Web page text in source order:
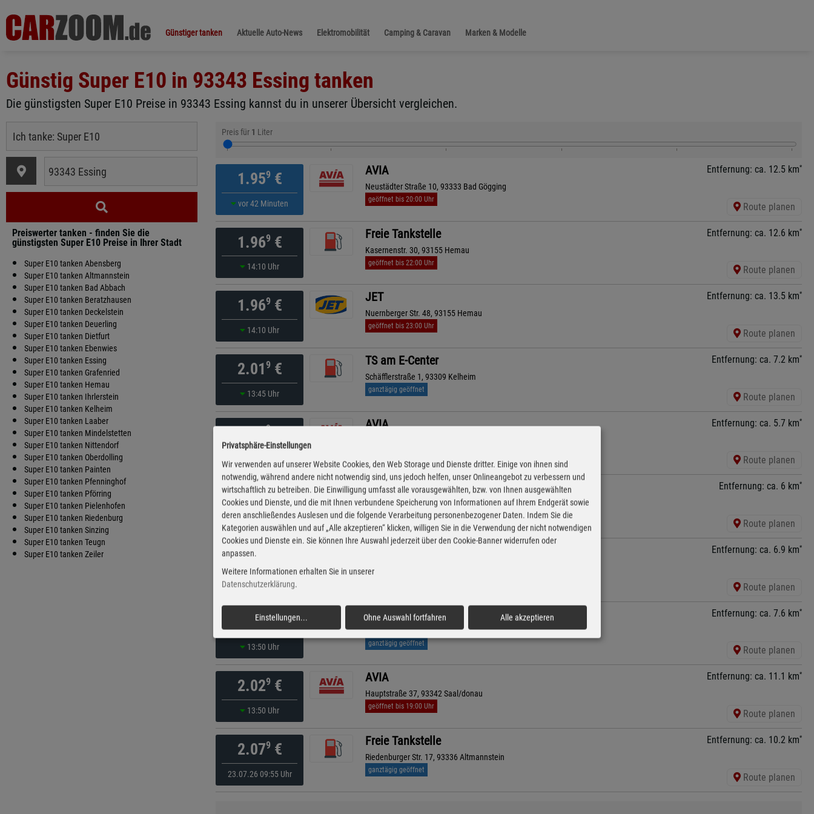
Günstiger tanken Aktuelle Auto-News Elektromobilität Camping & Caravan Marken & Modelle
Günstig Super E10 in 93343 Essing tanken
Die günstigsten Super E10 Preise in 93343 Essing kannst du in unserer Übersicht vergleichen.
Preiswerter tanken - finden Sie die
günstigsten Super E10 Preise in Ihrer Stadt
Super E10 tanken Abensberg
Super E10 tanken Altmannstein
Super E10 tanken Bad Abbach
Super E10 tanken Beratzhausen
Super E10 tanken Deckelstein
Super E10 tanken Deuerling
Super E10 tanken Dietfurt
Super E10 tanken Ebenwies
Super E10 tanken Essing
Super E10 tanken Grafenried
Super E10 tanken Hemau
Super E10 tanken Ihrlerstein
Super E10 tanken Kelheim
Super E10 tanken Laaber
Super E10 tanken Mindelstetten
Super E10 tanken Nittendorf
Super E10 tanken Oberdolling
Super E10 tanken Painten
Super E10 tanken Pfenninghof
Super E10 tanken Pförring
Super E10 tanken Pielenhofen
Super E10 tanken Riedenburg
Super E10 tanken Sinzing
Super E10 tanken Teugn
Super E10 tanken Zeiler
Preis für 1 Liter
1.959€
vor 42 Minuten
AVIA
Neustädter Straße 10, 93333 Bad Gögging
geöffnet bis 20:00 Uhr
Entfernung: ca. 12.5 km*
Route planen
1.969€
14:10 Uhr
Freie Tankstelle
Kasernenstr. 30, 93155 Hemau
geöffnet bis 22:00 Uhr
Entfernung: ca. 12.6 km*
Route planen
1.969€
14:10 Uhr
JET
Nuernberger Str. 48, 93155 Hemau
geöffnet bis 23:00 Uhr
Entfernung: ca. 13.5 km*
Route planen
2.01 9€
13:45 Uhr
TS am E-Center
Schäfflerstraße 1, 93309 Kelheim
ganztägig geöffnet
Entfernung: ca. 7.2 km*
Route planen
2.029€ AVIA Entfernung: ca. 5.7 km*
Route planen
2.029€
13:50 Uhr
AVIA XPress
Riedenburger Str. 37, 93309 Kelheim
ganztägig geöffnet
Entfernung: ca. 6 km*
Route planen
2.02
13:50 Uhr
AVIA XPress Entfernung: ca. 6.9 km*
Route planen
2.029€
13:50 Uhr
AVIA
Regensburger Strasse 64, 93309 Kelheim
ganztägig geöffnet
Entfernung: ca. 7.6 km*
Route planen
2.029€
13:50 Uhr
AVIA
Hauptstraße 37, 93342 Saal/donau
geöffnet bis 19:00 Uhr
Entfernung: ca. 11.1 km*
Route planen
2.079€
23.07.26 09:55 Uhr
Freie Tankstelle
Riedenburger Str. 17, 93336 Altmannstein
ganztägig geöffnet
Entfernung: ca. 10.2 km*
Route planen
Privatsphäre-Einstellungen
Wir verwenden auf unserer Website Cookies, den Web Storage und Dienste dritter. Einige von ihnen sind
notwendig, während andere nicht notwendig sind, uns jedoch helfen, unser Onlineangebot zu verbessern und
wirtschaftlich zu betreiben. Die Einwilligung umfasst alle vorausgewählten, bzw. von Ihnen ausgewählten
Cookies und Dienste, und die mit Ihnen verbundene Speicherung von Informationen auf Ihrem Endgerät sowie
deren anschließendes Auslesen und die folgende Verarbeitung personenbezogener Daten. Indem Sie die
Kategorien auswählen und auf „Alle akzeptieren“ klicken, willigen Sie in die Verwendung der nicht notwendigen
Cookies und Dienste ein. Sie können Ihre Auswahl jederzeit über den Cookie-Banner widerrufen oder
anpassen.
Weitere Informationen erhalten Sie in unserer
Datenschutzerklärung.
Einstellungen... Ohne Auswahl fortfahren Alle akzeptieren